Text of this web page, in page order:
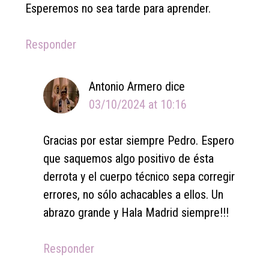
Esperemos no sea tarde para aprender.
Responder
Antonio Armero dice
03/10/2024 at 10:16
Gracias por estar siempre Pedro. Espero
que saquemos algo positivo de ésta
derrota y el cuerpo técnico sepa corregir
errores, no sólo achacables a ellos. Un
abrazo grande y Hala Madrid siempre!!!
Responder